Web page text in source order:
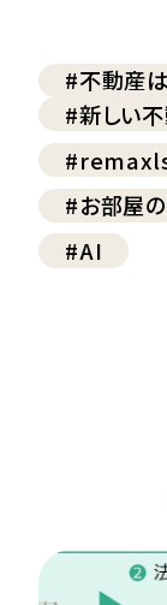
#不動産
#新しい
#お部屋
#AI